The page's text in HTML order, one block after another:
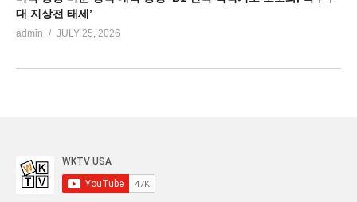
대 지상전 태세’
admin JULY 25, 2026